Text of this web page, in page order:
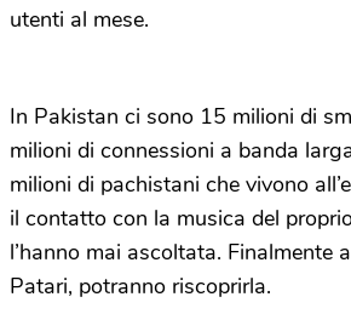
utenti al mese.
In Pakistan ci sono 15 milioni di
milioni di connessioni a banda
milioni di pachistani che vivono
il contatto con la musica del
l’hanno mai ascoltata. Finalmente
Patari, potranno riscoprirla.